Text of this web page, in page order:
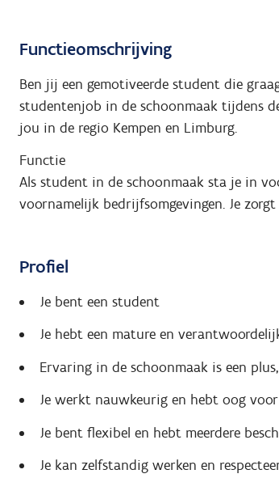
Functieomschrijving
Ben jij een gemotiveerde student die
studentenjob in de schoonmaak tijdens
jou in de regio Kempen en Limburg.
Functie
Als student in de schoonmaak sta je in
voornamelijk bedrijfsomgevingen. Je
Profiel
Je bent een student
Je hebt een mature en
Ervaring in de schoonmaak is een
Je werkt nauwkeurig en hebt oog
Je bent flexibel en hebt meerdere
Je kan zelfstandig werken en